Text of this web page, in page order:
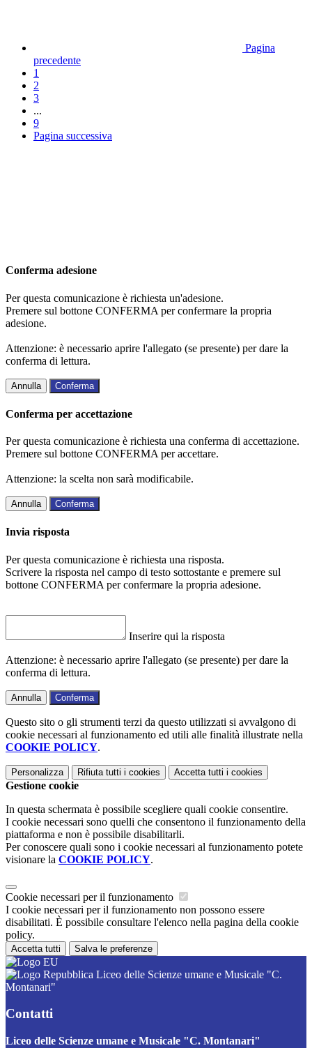
Pagina
precedente
1
2
3
...
9
Pagina successiva
Conferma adesione
Per questa comunicazione è richiesta un'adesione.
Premere sul bottone CONFERMA per confermare la propria
adesione.
Attenzione: è necessario aprire l'allegato (se presente) per dare la
conferma di lettura.
Annulla Conferma
Conferma per accettazione
Per questa comunicazione è richiesta una conferma di accettazione.
Premere sul bottone CONFERMA per accettare.
Attenzione: la scelta non sarà modificabile.
Annulla Conferma
Invia risposta
Per questa comunicazione è richiesta una risposta.
Scrivere la risposta nel campo di testo sottostante e premere sul
bottone CONFERMA per confermare la propria adesione.
Inserire qui la risposta
Attenzione: è necessario aprire l'allegato (se presente) per dare la
conferma di lettura.
Annulla Conferma
Questo sito o gli strumenti terzi da questo utilizzati si avvalgono di
cookie necessari al funzionamento ed utili alle finalità illustrate nella
COOKIE POLICY.
Personalizza Rifiuta tutti i cookies Accetta tutti i cookies
Gestione cookie
In questa schermata è possibile scegliere quali cookie consentire.
I cookie necessari sono quelli che consentono il funzionamento della
piattaforma e non è possibile disabilitarli.
Per conoscere quali sono i cookie necessari al funzionamento potete
visionare la COOKIE POLICY.
Cookie necessari per il funzionamento
I cookie necessari per il funzionamento non possono essere
disabilitati. È possibile consultare l'elenco nella pagina della cookie
policy.
Accetta tutti Salva le preferenze
Liceo delle Scienze umane e Musicale "C.
Montanari"
Contatti
Liceo delle Scienze umane e Musicale "C. Montanari"